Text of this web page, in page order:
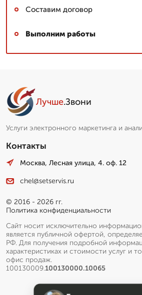
Составим договор
Выполним работы
Лучше.Звони
Услуги электронного маркетинга и
Контакты
Москва, Лесная улица, 4. оф. 12
chel@setservis.ru
© 2016 - 2026 гг.
Политика конфиденциальности
Сайт носит исключительно
является публичной офертой,
РФ. Для получения подробной
характеристиках и стоимости услуг и
офис продаж.
100130009.100130000.10065